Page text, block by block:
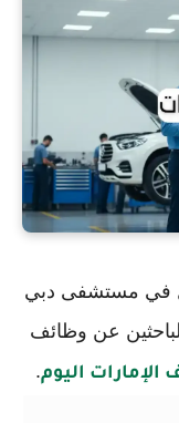
في مستشفى دبي
عن وظائف
الإمارات اليوم.